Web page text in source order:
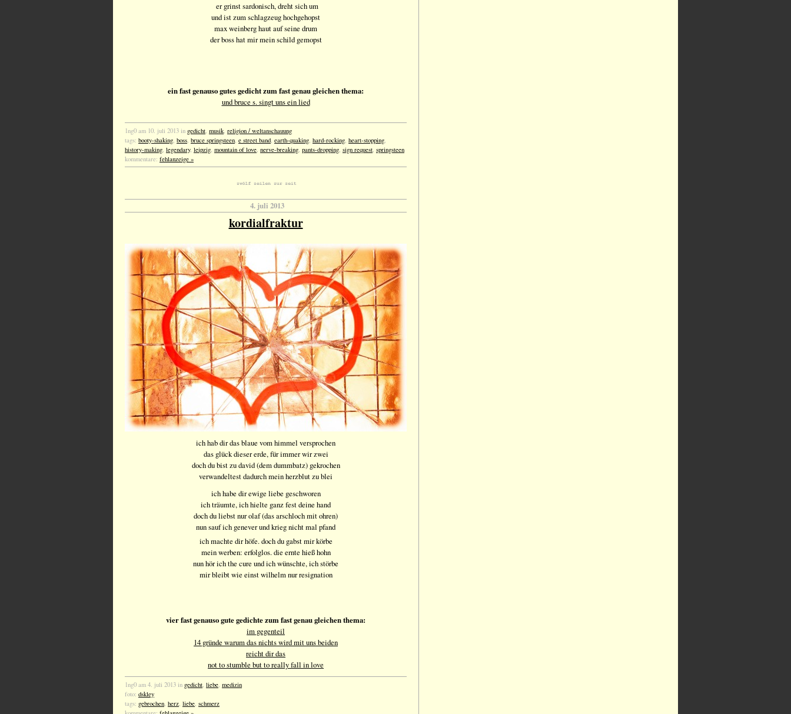
er grinst sardonisch, dreht sich um
und ist zum schlagzeug hochgehopst
max weinberg haut auf seine drum
der boss hat mir mein schild gemopst
ein fast genauso gutes gedicht zum fast genau gleichen thema:
und bruce s. singt uns ein lied
1ng0 am 10. juli 2013 in gedicht, musik, religion / weltanschauung
tags: booty-shaking, boss, bruce springsteen, e street band, earth-quaking, hard-rocking, heart-stopping,
history-making, legendary, leipzig, mountain of love, nerve-breaking, pants-dropping, sign request, springsteen
kommentare: fehlanzeige »
4. juli 2013
kordialfraktur
ich hab dir das blaue vom himmel versprochen
das glück dieser erde, für immer wir zwei
doch du bist zu david (dem dummbatz) gekrochen
verwandeltest dadurch mein herzblut zu blei
ich habe dir ewige liebe geschworen
ich träumte, ich hielte ganz fest deine hand
doch du liebst nur olaf (das arschloch mit ohren)
nun sauf ich genever und krieg nicht mal pfand
ich machte dir höfe. doch du gabst mir körbe
mein werben: erfolglos. die ernte hieß hohn
nun hör ich the cure und ich wünschte, ich störbe
mir bleibt wie einst wilhelm nur resignation
vier fast genauso gute gedichte zum fast genau gleichen thema:
im gegenteil
14 gründe warum das nichts wird mit uns beiden
reicht dir das
not to stumble but to really fall in love
1ng0 am 4. juli 2013 in gedicht, liebe, medizin
foto: dskley
tags: gebrochen, herz, liebe, schmerz